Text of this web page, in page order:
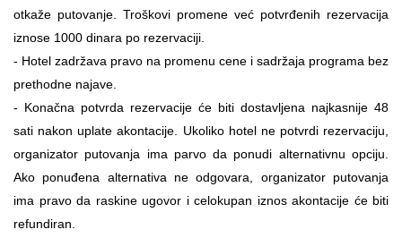
otkaže putovanje. Troškovi promene već potvrđenih rezervacija
iznose 1000 dinara po rezervaciji.
- Hotel zadržava pravo na promenu cene i sadržaja programa bez
prethodne najave.
- Konačna potvrda rezervacije će biti dostavljena najkasnije 48
sati nakon uplate akontacije. Ukoliko hotel ne potvrdi rezervaciju,
organizator putovanja ima parvo da ponudi alternativnu opciju.
Ako ponuđena alternativa ne odgovara, organizator putovanja
ima pravo da raskine ugovor i celokupan iznos akontacije će biti
refundiran.